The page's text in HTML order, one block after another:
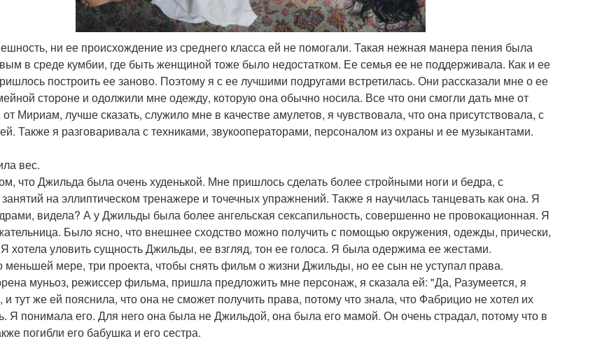
ни ее происхождение из среднего класса ей не помогали. Такая нежная манера пения была
в среде кумбии, где быть женщиной тоже было недостатком. Ее семья ее не поддерживала. Как и ее
построить ее заново. Поэтому я с ее лучшими подругами встретилась. Они рассказали мне о ее
стороне и одолжили мне одежду, которую она обычно носила. Все что они смогли дать мне от
Мириам, лучше сказать, служило мне в качестве амулетов, я чувствовала, что она присутствовала, с
Также я разговаривала с техниками, звукооператорами, персоналом из охраны и ее музыкантами.
вес.
что Джильда была очень худенькой. Мне пришлось сделать более стройными ноги и бедра, с
на эллиптическом тренажере и точечных упражнений. Также я научилась танцевать как она. Я
видела? А у Джильды была более ангельская сексапильность, совершенно не провокационная. Я
Было ясно, что внешнее сходство можно получить с помощью окружения, одежды, прически,
хотела уловить сущность Джильды, ее взгляд, тон ее голоса. Я была одержима ее жестами.
мере, три проекта, чтобы снять фильм о жизни Джильды, но ее сын не уступал права.
муньоз, режиссер фильма, пришла предложить мне персонаж, я сказала ей: "Да, Разумеется, я
тут же ей пояснила, что она не сможет получить права, потому что знала, что Фабрицио не хотел их
Я понимала его. Для него она была не Джильдой, она была его мамой. Он очень страдал, потому что в
погибли его бабушка и его сестра.